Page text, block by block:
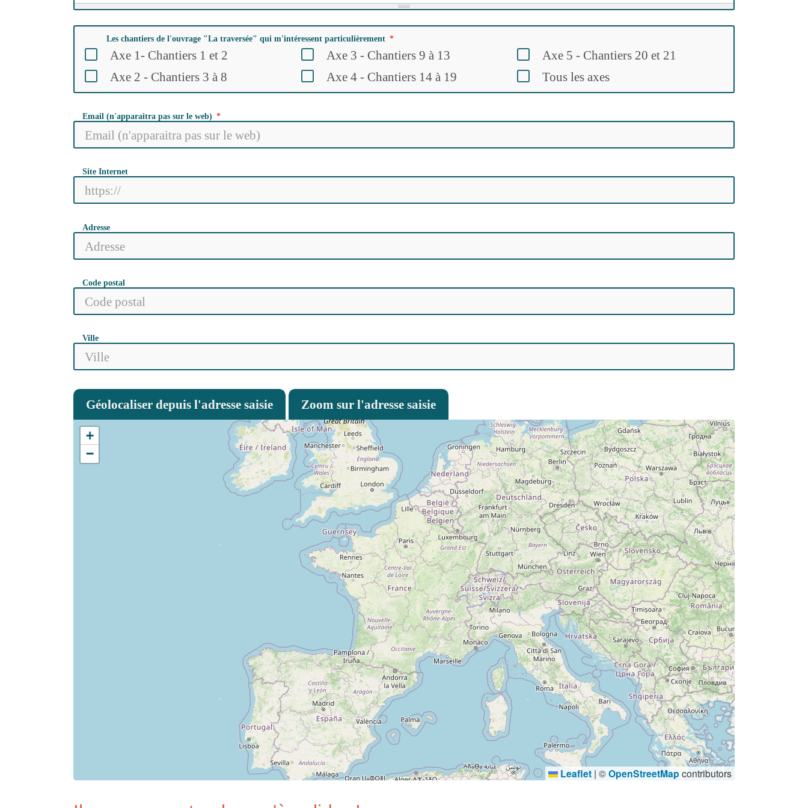
Les chantiers de l'ouvrage "La traversée" qui m'intéressent particulièrement
Axe 1- Chantiers 1 et 2
Axe 2 - Chantiers 3 à 8
Axe 3 - Chantiers 9 à 13
Axe 4 - Chantiers 14 à 19
Axe 5 - Chantiers 20 et 21
Tous les axes
Email (n'apparaitra pas sur le web)
Site Internet
Adresse
Code postal
Ville
Géolocaliser depuis l'adresse saisie Zoom sur l'adresse saisie
+
−
Leaflet | ©OpenStreetMap contributors